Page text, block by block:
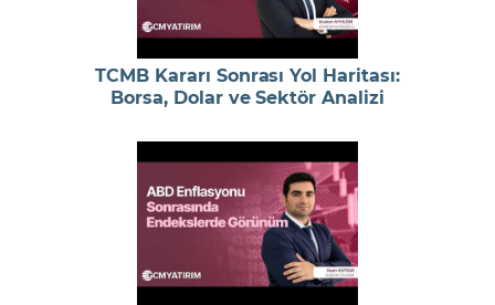
TCMB Kararı Sonrası Yol Haritası:
Borsa, Dolar ve Sektör Analizi